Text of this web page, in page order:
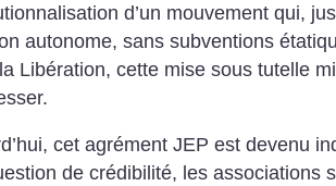
d’un mouvement qui,
autonome, sans subventions
Libération, cette mise sous tutelle
cet agrément JEP est devenu
de crédibilité, les associations